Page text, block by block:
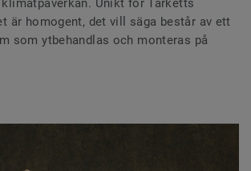
Unikt för Tarketts
är homogent, det vill säga består av ett
som ytbehandlas och monteras på